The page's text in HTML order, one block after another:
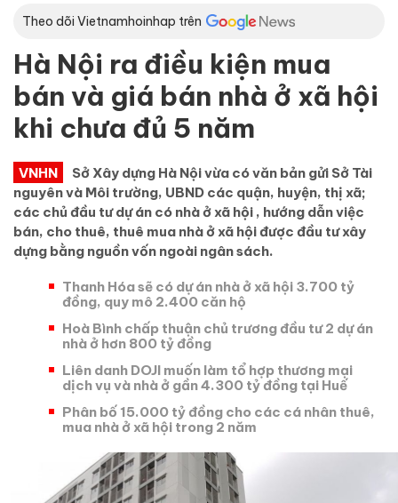
Theo dõi Vietnamhoinhap trên
Hà Nội ra điều kiện mua
bán và giá bán nhà ở xã hội
khi chưa đủ 5 năm
VNHN
Sở Xây dựng Hà Nội vừa có văn bản gửi Sở Tài
nguyên và Môi trường, UBND các quận, huyện, thị xã;
các chủ đầu tư dự án có nhà ở xã hội , hướng dẫn việc
bán, cho thuê, thuê mua nhà ở xã hội được đầu tư xây
dựng bằng nguồn vốn ngoài ngân sách.
Thanh Hóa sẽ có dự án nhà ở xã hội 3.700 tỷ
đồng, quy mô 2.400 căn hộ
Hoà Bình chấp thuận chủ trương đầu tư 2 dự án
nhà ở hơn 800 tỷ đồng
Liên danh DOJI muốn làm tổ hợp thương mại
dịch vụ và nhà ở gần 4.300 tỷ đồng tại Huế
Phân bố 15.000 tỷ đồng cho các cá nhân thuê,
mua nhà ở xã hội trong 2 năm